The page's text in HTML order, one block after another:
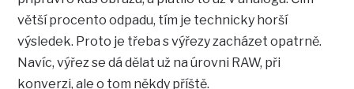
větší procento odpadu, tím je technicky horší
výsledek. Proto je třeba s výřezy zacházet opatrně.
Navíc, výřez se dá dělat už na úrovni RAW, při
konverzi, ale o tom někdy příště.